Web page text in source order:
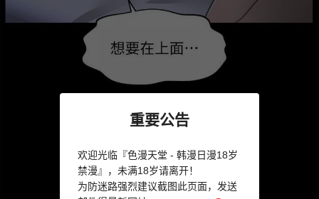
重要公告
欢迎光临『色漫天堂 - 韩漫日漫18岁
禁漫』，未满18岁请离开！
为防迷路强烈建议截图此页面，发送